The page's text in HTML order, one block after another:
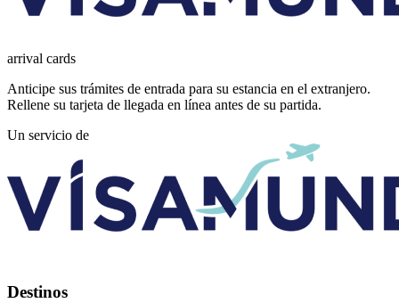
arrival cards
Anticipe sus trámites de entrada para su estancia en el extranjero.
Rellene su tarjeta de llegada en línea antes de su partida.
Un servicio de
Destinos